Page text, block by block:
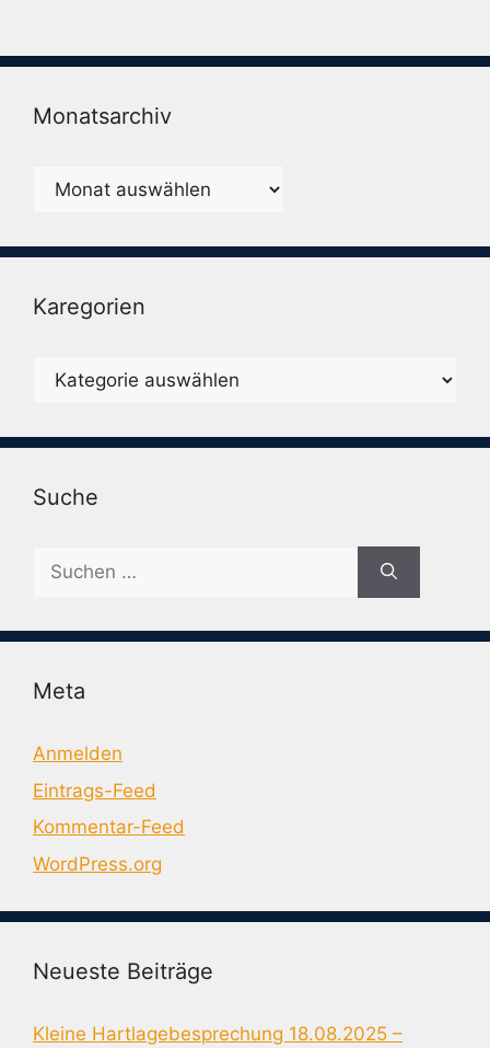
Monatsarchiv
Monatsarchiv
Karegorien
Karegorien
Suche
Suche
nach:
Meta
Anmelden
Eintrags-Feed
Kommentar-Feed
WordPress.org
Neueste Beiträge
Kleine Hartlagebesprechung 18.08.2025 –